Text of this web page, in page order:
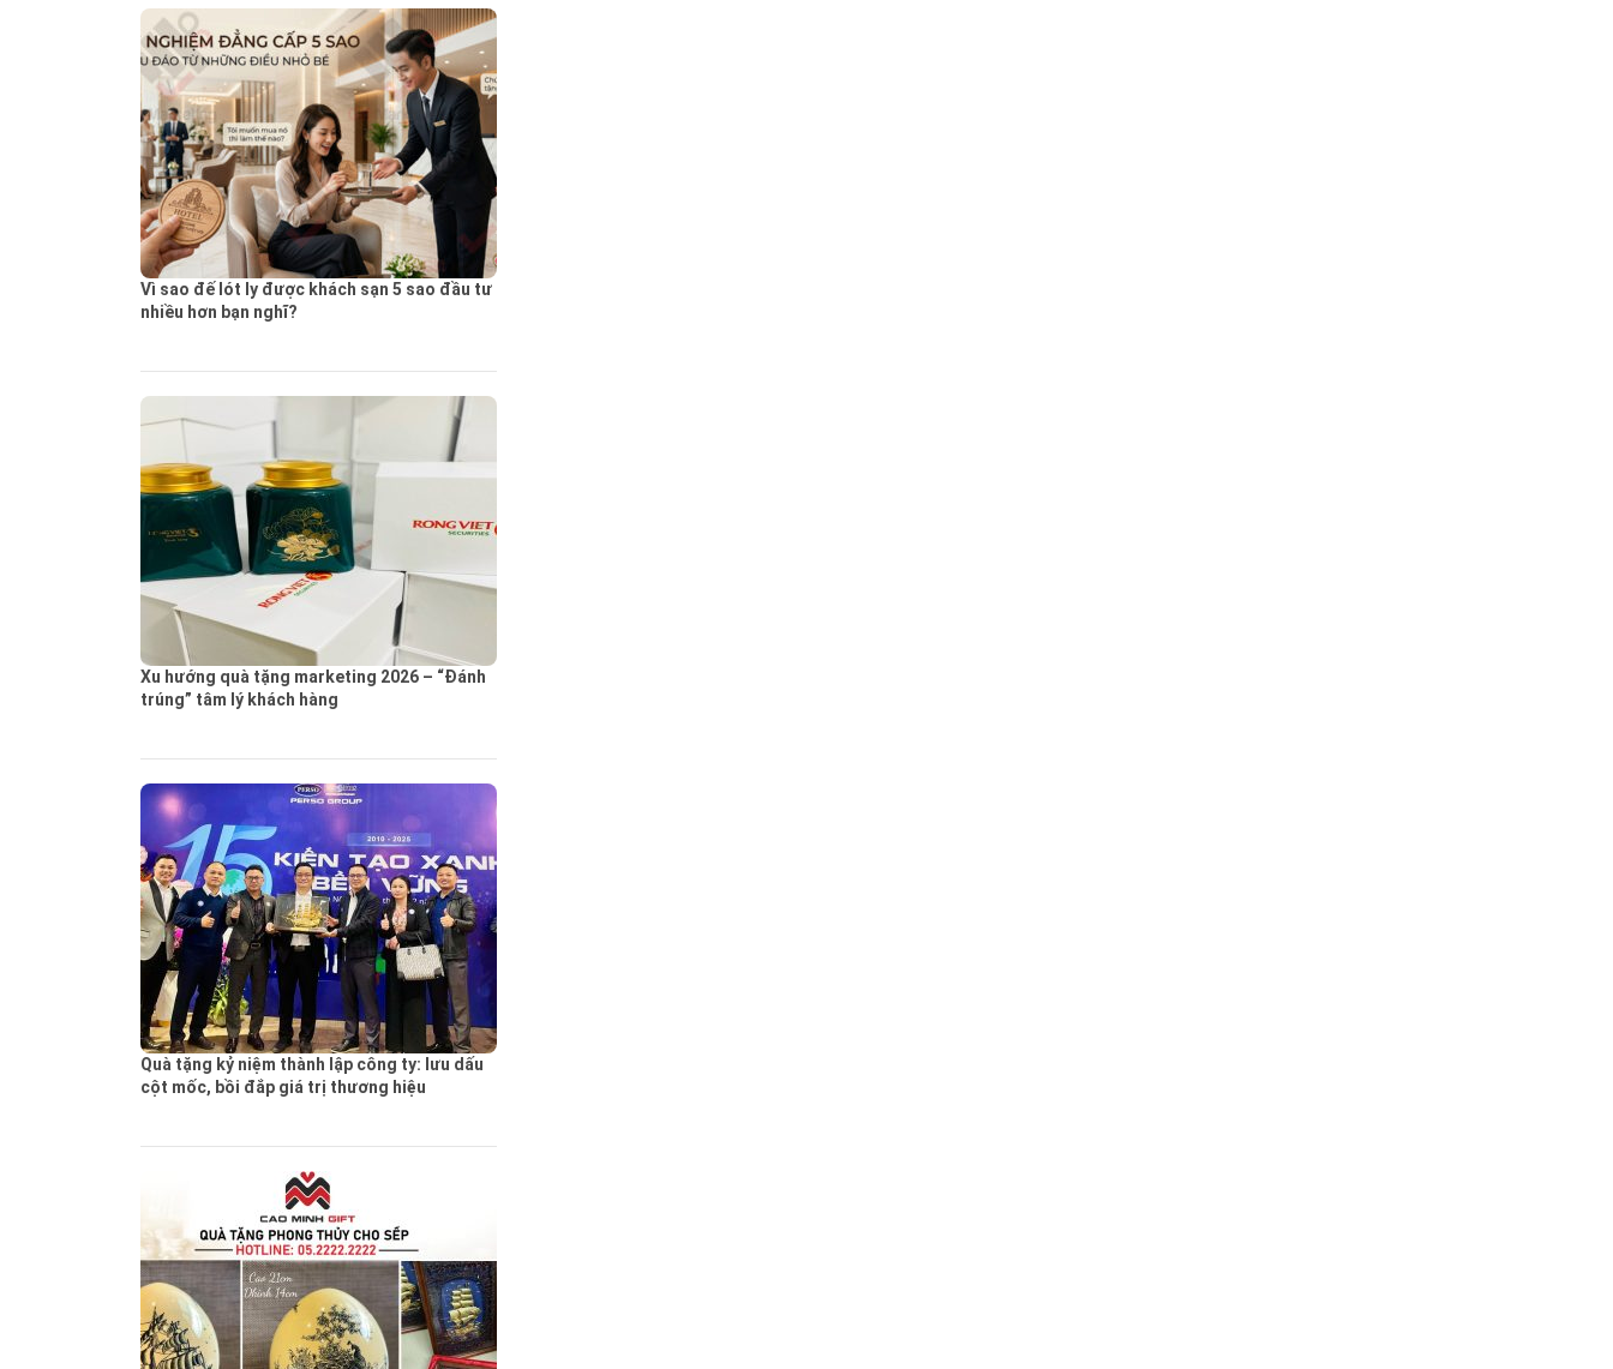
Vì sao đế lót ly được khách sạn 5 sao đầu tư
nhiều hơn bạn nghĩ?
Xu hướng quà tặng marketing 2026 – “Đánh
trúng” tâm lý khách hàng
Quà tặng kỷ niệm thành lập công ty: lưu dấu
cột mốc, bồi đắp giá trị thương hiệu